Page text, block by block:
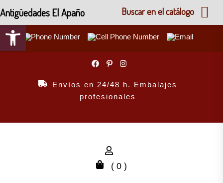
Abrir barra de herramientas
Envíos en 24/48 h. Embalajes
profesionales
( 0 )
Antigüedades El Apaño Buscar en el catálogo